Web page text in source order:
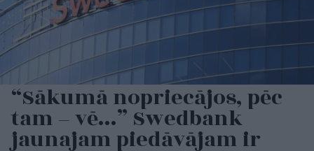
“Sākumā nopriecājos, pēc
tam – vē…” Swedbank
jaunajam piedāvājam ir